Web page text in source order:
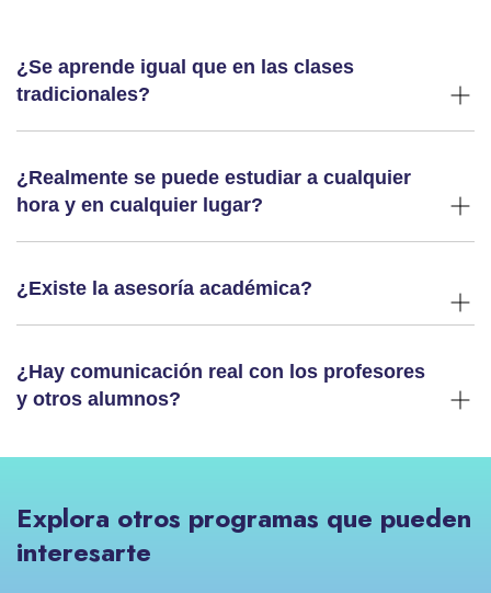
¿Se aprende igual que en las clases
tradicionales?
¿Realmente se puede estudiar a cualquier
hora y en cualquier lugar?
¿Existe la asesoría académica?
¿Hay comunicación real con los profesores
y otros alumnos?
Explora otros programas que pueden
interesarte